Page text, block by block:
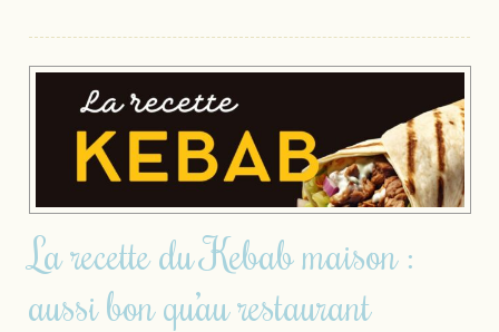
La recette du Kebab maison :
aussi bon qu’au restaurant